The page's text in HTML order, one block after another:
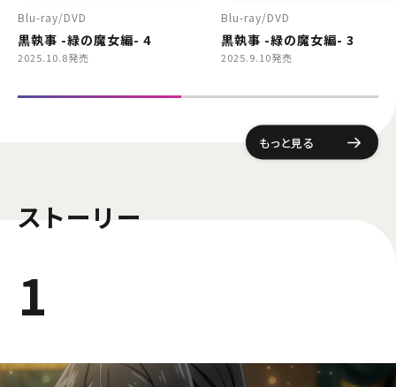
Blu-ray DVD
黒執事 -緑の魔女編- 4
2025.10.8発売
Blu-ray DVD
黒執事 -緑の魔女編- 3
2025.9.10発売
もっと見る
ストーリー
1